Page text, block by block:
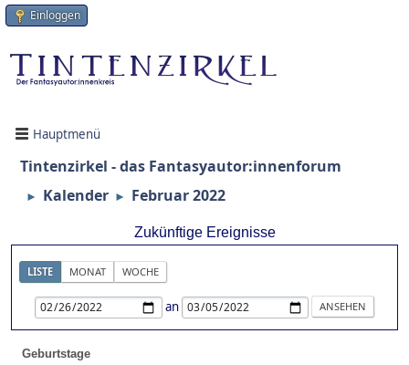
Einloggen
Hauptmenü
Tintenzirkel - das Fantasyautor:innenforum
► Kalender ► Februar 2022
Zukünftige Ereignisse
LISTE MONAT WOCHE
an
Geburtstage